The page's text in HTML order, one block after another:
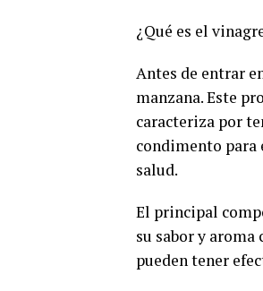
¿Qué es el
Antes de entrar
manzana. Este
caracteriza por
condimento para
salud.
El principal
su sabor y
pueden tener